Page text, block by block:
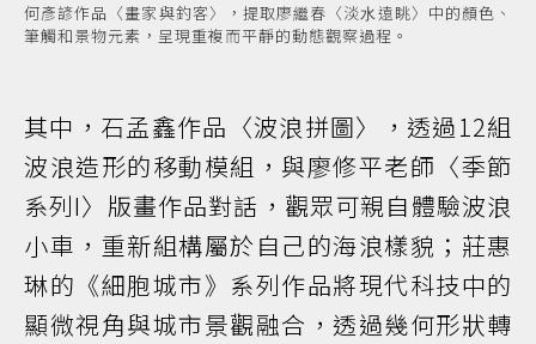
何彥諺作品〈畫家與釣客〉，提取廖繼春〈淡⽔遠眺〉中的顏色、
筆觸和景物元素，呈現重複而平靜的動態觀察過程。
其中，石孟鑫作品〈波浪拼圖〉，透過12組
波浪造形的移動模組，與廖修平老師〈季節
系列I〉版畫作品對話，觀眾可親自體驗波浪
小車，重新組構屬於自己的海浪樣貌；莊惠
琳的《細胞城市》系列作品將現代科技中的
顯微視角與城市景觀融合，透過幾何形狀轉